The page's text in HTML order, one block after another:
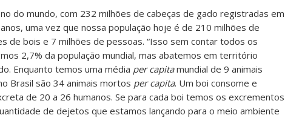
do mundo, com 232 milhões de cabeças de gado registradas em
uma vez que nossa população hoje é de 210 milhões de
de bois e 7 milhões de pessoas. “Isso sem contar todos os
2,7% da população mundial, mas abatemos em território
Enquanto temos uma média per capitamundial de 9 animais
Brasil são 34 animais mortos per capita. Um boi consome e
de 20 a 26 humanos. Se para cada boi temos os excrementos
de dejetos que estamos lançando para o meio ambiente